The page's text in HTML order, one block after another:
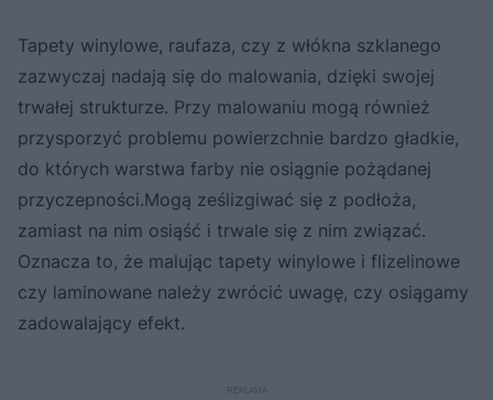
Tapety winylowe, raufaza, czy z włókna szklanego
zazwyczaj nadają się do malowania, dzięki swojej
trwałej strukturze. Przy malowaniu mogą również
przysporzyć problemu powierzchnie bardzo gładkie,
do których warstwa farby nie osiągnie pożądanej
przyczepności.Mogą ześlizgiwać się z podłoża,
zamiast na nim osiąść i trwale się z nim związać.
Oznacza to, że malując tapety winylowe i flizelinowe
czy laminowane należy zwrócić uwagę, czy osiągamy
zadowalający efekt.